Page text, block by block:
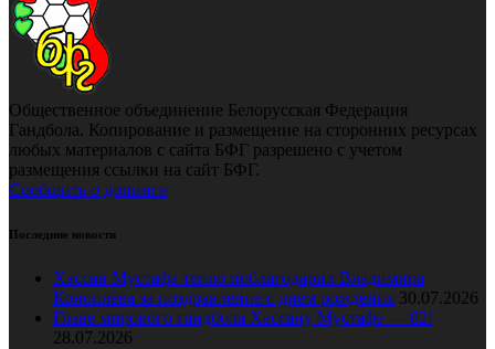
Общественное объединение Белорусская Федерация
Гандбола. Копирование и размещение на сторонних ресурсах
любых материалов с сайта БФГ разрешено с учетом
размещения ссылки на сайт БФГ.
Сообщить о допинге
Последние новости
Хассан Мустафа тепло поблагодарил Владимира
Коноплёва за поздравление с днем рождения 30.07.2026
Главе мирового гандбола Хассану Мустафе — 82!
28.07.2026